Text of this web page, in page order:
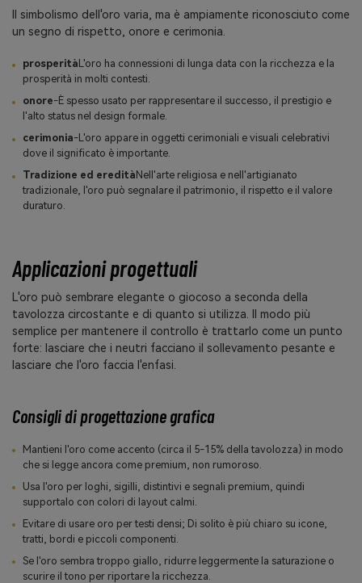
Il simbolismo dell'oro varia, ma è ampiamente riconosciuto come
un segno di rispetto, onore e cerimonia.
prosperità L'oro ha connessioni di lunga data con la ricchezza e la
prosperità in molti contesti.
onore-È spesso usato per rappresentare il successo, il prestigio e
l'alto status nel design formale.
cerimonia-L'oro appare in oggetti cerimoniali e visuali celebrativi
dove il significato è importante.
Tradizione ed eredità Nell'arte religiosa e nell'artigianato
tradizionale, l'oro può segnalare il patrimonio, il rispetto e il valore
duraturo.
Applicazioni progettuali
L'oro può sembrare elegante o giocoso a seconda della
tavolozza circostante e di quanto si utilizza. Il modo più
semplice per mantenere il controllo è trattarlo come un punto
forte: lasciare che i neutri facciano il sollevamento pesante e
lasciare che l'oro faccia l'enfasi.
Consigli di progettazione grafica
Mantieni l'oro come accento (circa il 5-15% della tavolozza) in modo
che si legge ancora come premium, non rumoroso.
Usa l'oro per loghi, sigilli, distintivi e segnali premium, quindi
supportalo con colori di layout calmi.
Evitare di usare oro per testi densi; Di solito è più chiaro su icone,
tratti, bordi e piccoli componenti.
Se l'oro sembra troppo giallo, ridurre leggermente la saturazione o
scurire il tono per riportare la ricchezza.